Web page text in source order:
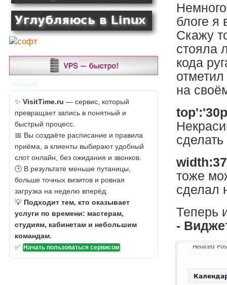
блоге я
Скажу
стояла
кода
на
тоже
сделал
Теперь
-
✨ VisitTime.ru — сервис, который
превращает запись в понятный и
быстрый процесс.
📅 Вы создаёте расписание и правила
приёма, а клиенты выбирают удобный
слот онлайн, без ожидания и звонков.
🕒 В результате меньше путаницы,
больше точных визитов и ровная
загрузка на неделю вперёд.
💡 Подходит тем, кто оказывает
услуги по времени: мастерам,
студиям, кабинетам и небольшим
командам.
✅ Начать пользоваться сервисом